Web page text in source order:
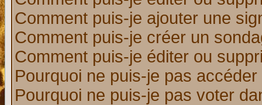
Comment puis-je ajouter une
Comment puis-je créer un
Comment puis-je éditer ou
Pourquoi ne puis-je pas
Pourquoi ne puis-je pas voter